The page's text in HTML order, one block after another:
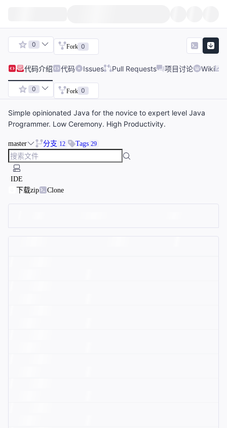
0 Fork 0
代码介绍 代码 Issues Pull Requests 项目讨论 Wiki
0 Fork 0
Simple opinionated Java for the novice to expert level Java
Programmer. Low Ceremony. High Productivity.
master 分支 12 Tags 29
IDE
下载zip
Clone